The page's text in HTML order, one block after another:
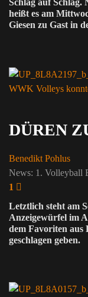
Schlag auf Schlag.
heißt es am
Giesen zu Gast in
WWK Volleys
DÜREN
Benedikt Pohlus
News: 1. Volleyball
1
Letztlich steht am
Anzeigewürfel im
dem Favoriten aus
geschlagen geben.